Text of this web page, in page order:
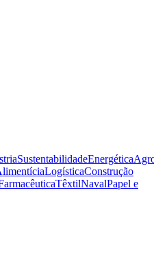
SustentabilidadeEnergética
LogísticaConstrução
TêxtilNavalPapel e